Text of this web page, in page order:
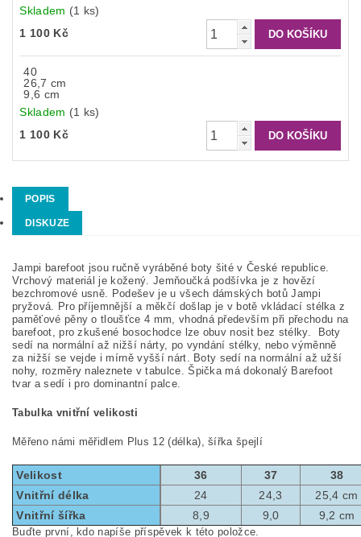
Skladem (1 ks)
1 100 Kč
40
26,7 cm
9,6 cm
Skladem (1 ks)
1 100 Kč
POPIS
DISKUZE
Jampi barefoot jsou ručně vyráběné boty šité v České republice.
Vrchový materiál je kožený. Jemňoučká podšívka je z hovězí
bezchromové usně.
Podešev je u všech dámských botů Jampi
pryžová. Pro příjemnější a měkčí došlap je v botě vkládací stélka z
paměťové pěny o tloušťce 4 mm, vhodná především při přechodu na
barefoot, pro zkušené bosochodce lze obuv nosit bez stélky. Boty
sedí na normální až nižší nárty, po vyndání stélky, nebo výměnně
za nižší se vejde i mírně vyšší nárt. Boty sedí na normální až užší
nohy, rozměry naleznete v tabulce. Špička má dokonalý Barefoot
tvar a sedí i pro dominantní palce.
Tabulka vnitřní velikosti
Měřeno námi měřidlem Plus 12 (délka), šířka špejlí
Velikost 36 37
38
Vnitřní délka
24 24,3
25,4 cm
Vnitřní šířka
8,9 9,0 9,2 cm
Buďte první, kdo napíše příspěvek k této položce.